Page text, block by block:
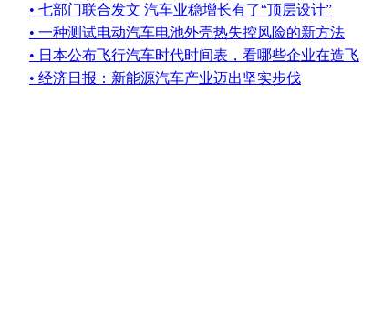
• 七部门联合发文 汽车业稳增长有了“顶层设计”
• 一种测试电动汽车电池外壳热失控风险的新方法
• 日本公布飞行汽车时代时间表，看哪些企业在造飞
• 经济日报：新能源汽车产业迈出坚实步伐